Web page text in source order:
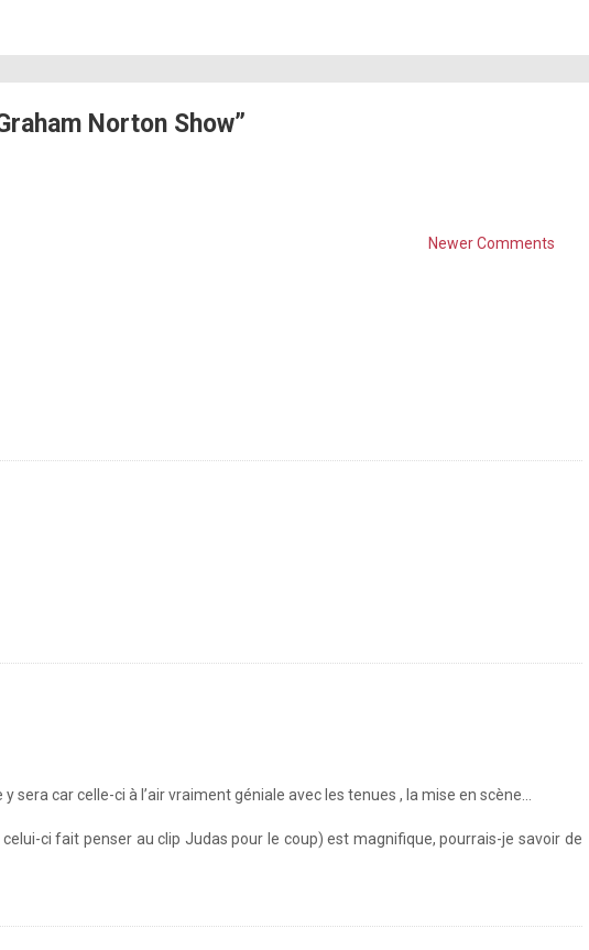
Norton Show”
Newer Comments
sera car celle-ci à l’air vraiment géniale avec les tenues , la mise en scène…
ci fait penser au clip Judas pour le coup) est magnifique, pourrais-je savoir de